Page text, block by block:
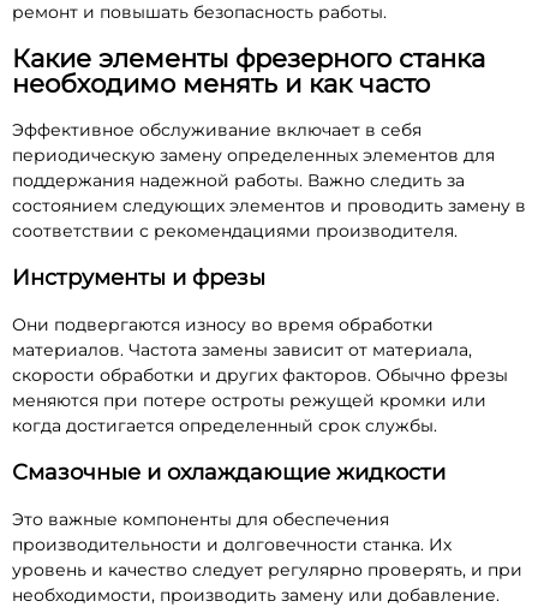
ремонт и повышать безопасность работы.
Какие элементы фрезерного станка
необходимо менять и как часто
Эффективное обслуживание включает в себя
периодическую замену определенных элементов для
поддержания надежной работы. Важно следить за
состоянием следующих элементов и проводить замену в
соответствии с рекомендациями производителя.
Инструменты и фрезы
Они подвергаются износу во время обработки
материалов. Частота замены зависит от материала,
скорости обработки и других факторов. Обычно фрезы
меняются при потере остроты режущей кромки или
когда достигается определенный срок службы.
Смазочные и охлаждающие жидкости
Это важные компоненты для обеспечения
производительности и долговечности станка. Их
уровень и качество следует регулярно проверять, и при
необходимости, производить замену или добавление.